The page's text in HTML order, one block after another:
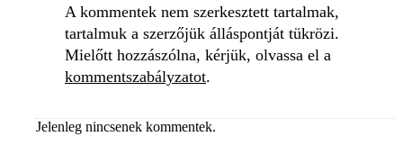
A kommentek nem szerkesztett tartalmak,
tartalmuk a szerzőjük álláspontját tükrözi.
Mielőtt hozzászólna, kérjük, olvassa el a
kommentszabályzatot.
Jelenleg nincsenek kommentek.